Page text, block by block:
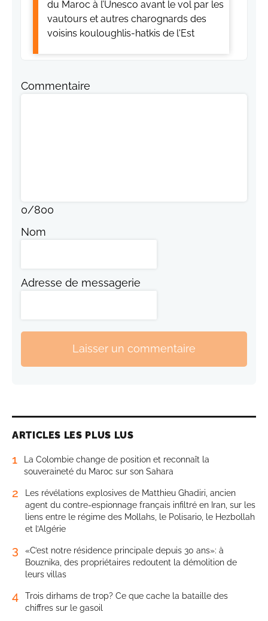
du Maroc à l’Unesco avant le vol par les
vautours et autres charognards des
voisins kouloughlis-hatkis de l'Est
Commentaire
0/800
Nom
Adresse de messagerie
Laisser un commentaire
ARTICLES LES PLUS LUS
1
La Colombie change de position et reconnaît la
souveraineté du Maroc sur son Sahara
2
Les révélations explosives de Matthieu Ghadiri, ancien
agent du contre-espionnage français infiltré en Iran, sur les
liens entre le régime des Mollahs, le Polisario, le Hezbollah
et l’Algérie
3
«C’est notre résidence principale depuis 30 ans»: à
Bouznika, des propriétaires redoutent la démolition de
leurs villas
4
Trois dirhams de trop? Ce que cache la bataille des
chiffres sur le gasoil